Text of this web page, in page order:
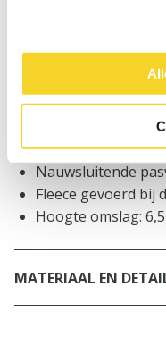
BESCHRIJVING
Kleurverloop
70% gerecycled
Nauwsluitende
Fleece gevoerd
Hoogte omslag:
MATERIAAL EN